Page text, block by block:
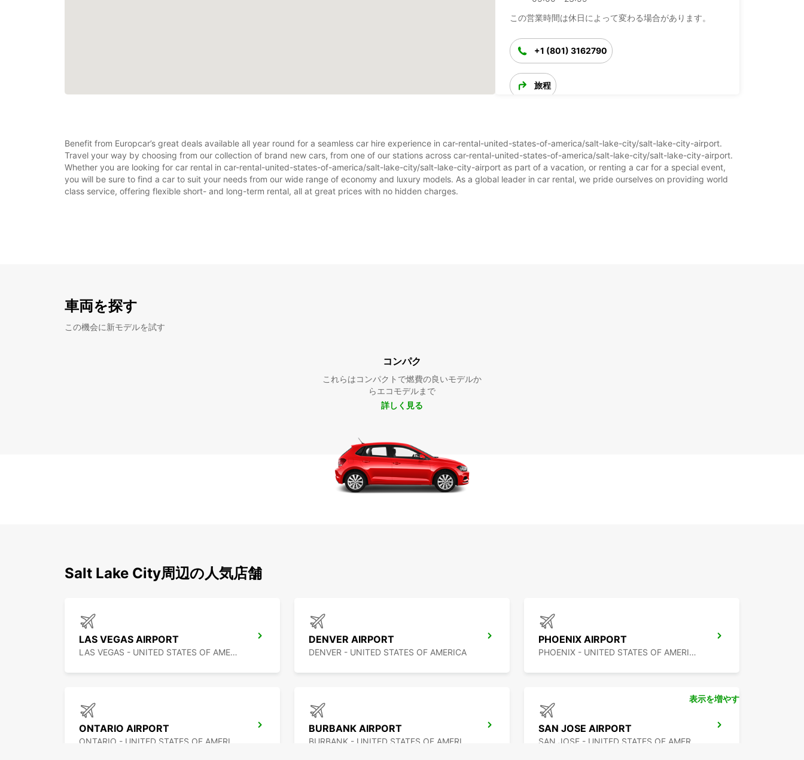
この営業時間は休日によって変わる場合があります。
+1 (801) 3162790
旅程
Benefit from Europcar’s great deals available all year round for a seamless car hire experience in car-rental-united-states-of-america/salt-lake-city/salt-lake-city-airport.
Travel your way by choosing from our collection of brand new cars, from one of our stations across car-rental-united-states-of-america/salt-lake-city/salt-lake-city-airport.
Whether you are looking for car rental in car-rental-united-states-of-america/salt-lake-city/salt-lake-city-airport as part of a vacation, or renting a car for a special event,
you will be sure to find a car to suit your needs from our wide range of economy and luxury models. As a global leader in car rental, we pride ourselves on providing world
class service, offering flexible short- and long-term rental, all at great prices with no hidden charges.
車両を探す
この機会に新モデルを試す
コンパク
これらはコンパクトで燃費の良いモデルか
らエコモデルまで
詳しく見る
Salt Lake City周辺の人気店舗
LAS VEGAS AIRPORT
LAS VEGAS - UNITED STATES OF AMERICA
DENVER AIRPORT
DENVER - UNITED STATES OF AMERICA
PHOENIX AIRPORT
PHOENIX - UNITED STATES OF AMERICA
ONTARIO AIRPORT BURBANK AIRPORT SAN JOSE AIRPORT
表示を増やす